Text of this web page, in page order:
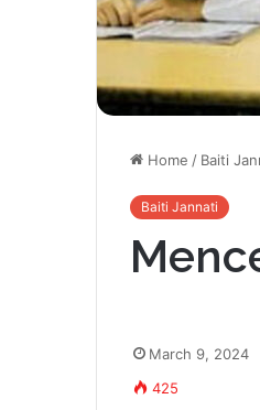
Home / Baiti
Baiti Jannati
March 9, 2024
425